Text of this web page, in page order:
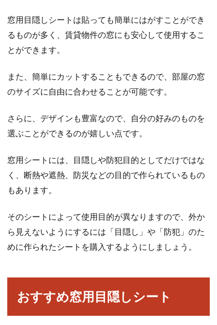
窓用目隠しシートは貼っても簡単にはがすことができ
るものが多く、賃貸物件の窓にも安心して使用するこ
とができます。
また、簡単にカットすることもできるので、部屋の窓
のサイズに自由に合わせることが可能です。
さらに、デザインも豊富なので、自分の好みのものを
選ぶことができるのが嬉しい点です。
窓用シートには、目隠しや防犯目的としてだけではな
く、断熱や遮熱、防災などの目的で作られているもの
もあります。
そのシートによって使用目的が異なりますので、外か
ら見えないようにするには「目隠し」や「防犯」のた
めに作られたシートを購入するようにしましょう。
おすすめ窓用目隠しシート